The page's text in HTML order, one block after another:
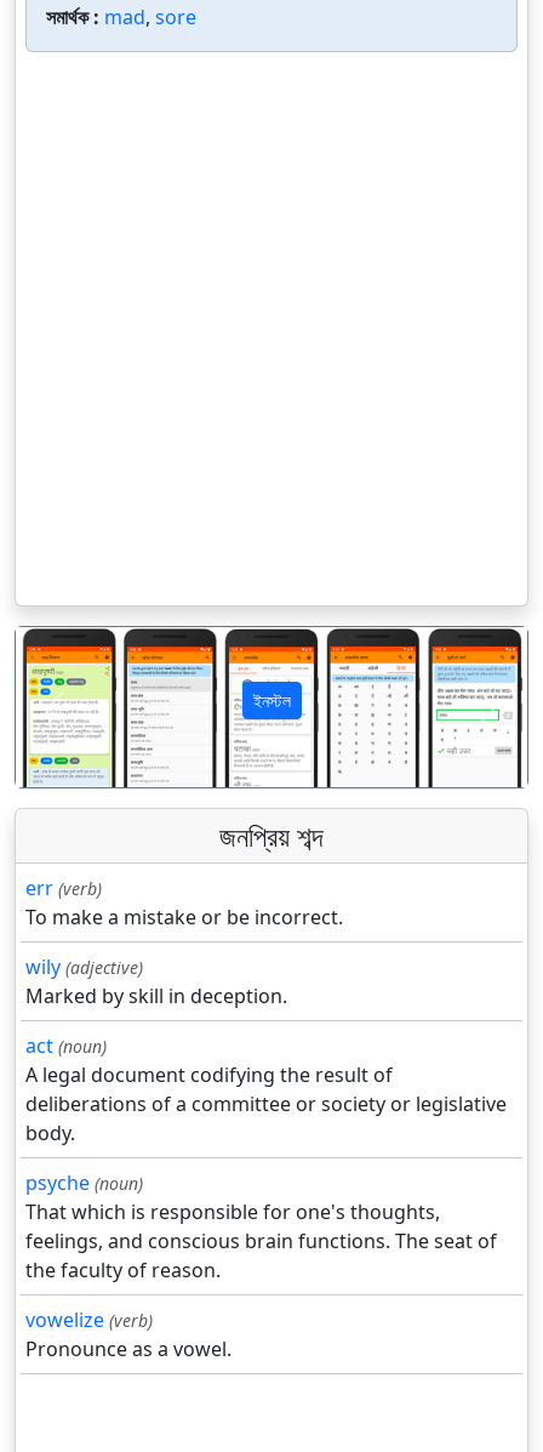
সমার্থক : mad, sore
ইনস্টল
पिछला अगला
জনপ্রিয় শব্দ
err (verb)
To make a mistake or be incorrect.
wily (adjective)
Marked by skill in deception.
act (noun)
A legal document codifying the result of
deliberations of a committee or society or legislative
body.
psyche (noun)
That which is responsible for one's thoughts,
feelings, and conscious brain functions. The seat of
the faculty of reason.
vowelize (verb)
Pronounce as a vowel.